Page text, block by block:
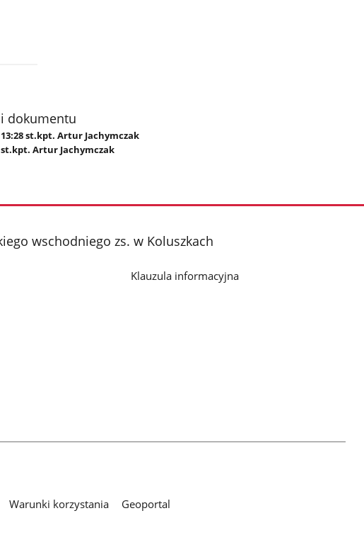
dokumentu
13:28 st.kpt. Artur Jachymczak
st.kpt. Artur Jachymczak
wschodniego zs. w Koluszkach
Klauzula informacyjna
Warunki korzystania
Geoportal